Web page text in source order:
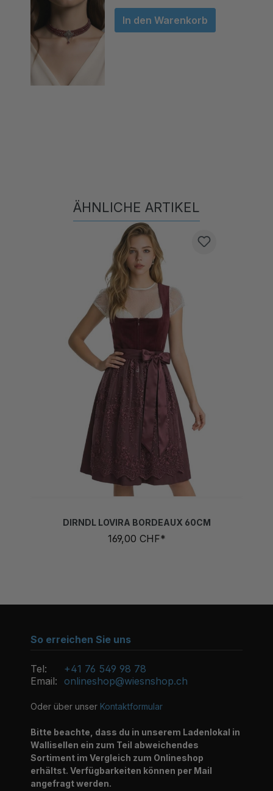
In den Warenkorb
Produktgalerie überspringen
169,00 CHF*
So erreichen Sie uns
Tel:
+41 76 549 98 78
Email: onlineshop@wiesnshop.ch
Oder über unser Kontaktformular
Bitte beachte, dass du in unserem Ladenlokal in
Wallisellen ein zum Teil abweichendes
Sortiment im Vergleich zum Onlineshop
erhältst. Verfügbarkeiten können per Mail
angefragt werden.